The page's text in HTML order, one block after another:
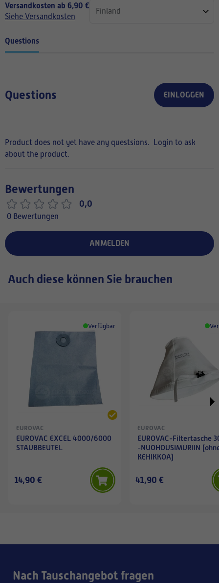
Versandkosten ab 6,90 €
Siehe Versandkosten
Questions
Questions EINLOGGEN
Product does not yet have any questsions.
Login to ask
about the product.
Bewertungen
0,0
0 Bewertungen
ANMELDEN
Auch diese können Sie brauchen
Verfügbar
EUROVAC
EUROVAC EXCEL 4000/6000
STAUBBEUTEL
14,90 €
EUROVAC
EUROVAC-Filtertasche
-NUOHOUSIMURIIN
KEHIKKOA)
41,90 €
Nach Tauschangebot fragen